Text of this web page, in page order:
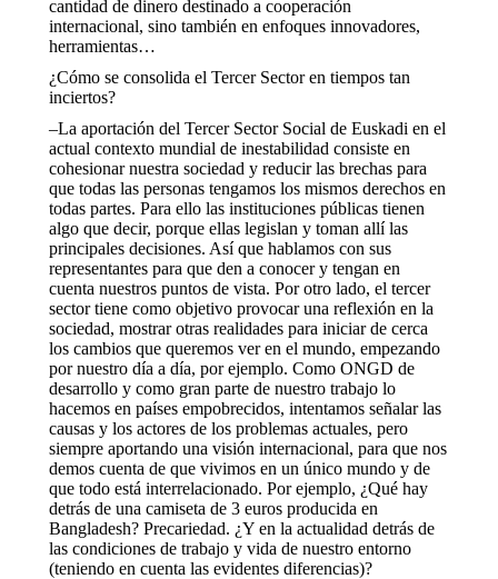
cantidad de dinero destinado a cooperación
internacional, sino también en enfoques innovadores,
herramientas…
¿Cómo se consolida el Tercer Sector en tiempos tan
inciertos?
–La aportación del Tercer Sector Social de Euskadi en el
actual contexto mundial de inestabilidad consiste en
cohesionar nuestra sociedad y reducir las brechas para
que todas las personas tengamos los mismos derechos en
todas partes. Para ello las instituciones públicas tienen
algo que decir, porque ellas legislan y toman allí las
principales decisiones. Así que hablamos con sus
representantes para que den a conocer y tengan en
cuenta nuestros puntos de vista. Por otro lado, el tercer
sector tiene como objetivo provocar una reflexión en la
sociedad, mostrar otras realidades para iniciar de cerca
los cambios que queremos ver en el mundo, empezando
por nuestro día a día, por ejemplo. Como ONGD de
desarrollo y como gran parte de nuestro trabajo lo
hacemos en países empobrecidos, intentamos señalar las
causas y los actores de los problemas actuales, pero
siempre aportando una visión internacional, para que nos
demos cuenta de que vivimos en un único mundo y de
que todo está interrelacionado. Por ejemplo, ¿Qué hay
detrás de una camiseta de 3 euros producida en
Bangladesh? Precariedad. ¿Y en la actualidad detrás de
las condiciones de trabajo y vida de nuestro entorno
(teniendo en cuenta las evidentes diferencias)?